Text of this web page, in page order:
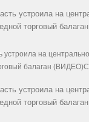
устроила на
торговый
устроила на
балаган
устроила на
торговый